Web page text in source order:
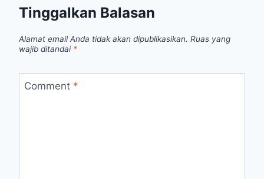
Tinggalkan Balasan
Alamat email Anda tidak akan dipublikasikan. Ruas yang
wajib ditandai *
Comment *